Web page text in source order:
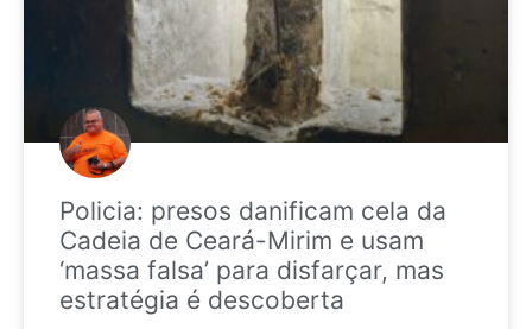
Policia: presos danificam cela da
Cadeia de Ceará-Mirim e usam
‘massa falsa’ para disfarçar, mas
estratégia é descoberta